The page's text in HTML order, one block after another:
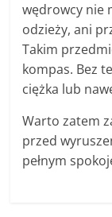
wędrowcy nie
odzieży, ani
Takim
kompas. Bez
ciężka lub
Warto zatem
przed
pełnym